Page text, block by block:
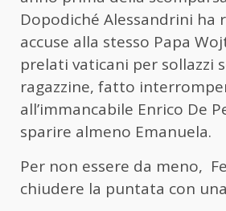
Dopodiché Alessandrini ha
accuse alla stesso Papa
prelati vaticani per sollazzi
ragazzine, fatto
all’immancabile Enrico De
sparire almeno Emanuela.
Per non essere da meno,
chiudere la puntata con